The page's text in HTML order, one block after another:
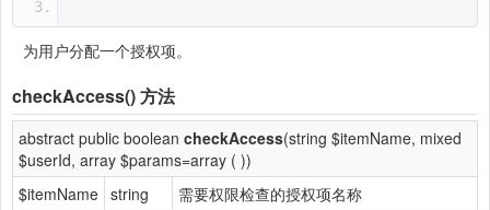
为用户分配一个授权项。
checkAccess()方法
abstract public boolean checkAccess(string $itemName, mixed
$userId, array $params=array ( ))
$itemName string
需要权限检查的授权项名称